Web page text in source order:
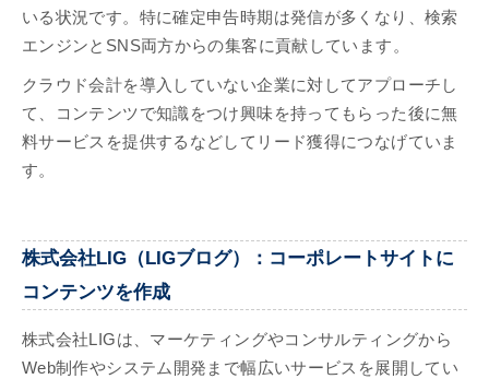
いる状況です。特に確定申告時期は発信が多くなり、検索
エンジンとSNS両方からの集客に貢献しています。
クラウド会計を導入していない企業に対してアプローチし
て、コンテンツで知識をつけ興味を持ってもらった後に無
料サービスを提供するなどしてリード獲得につなげていま
す。
株式会社LIG（LIGブログ）：コーポレートサイトに
コンテンツを作成
株式会社LIGは、マーケティングやコンサルティングから
Web制作やシステム開発まで幅広いサービスを展開してい